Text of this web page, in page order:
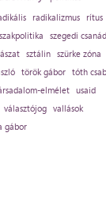
radikalizmus
rítus
szakpolitika
szegedi
sztálin
szürke zóna
török gábor tóth
elmélet
usaid
választójog vallások
gábor